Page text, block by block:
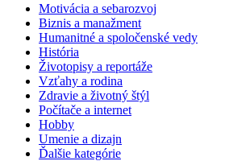
Motivácia a sebarozvoj
Biznis a manažment
Humanitné a spoločenské vedy
História
Životopisy a reportáže
Vzťahy a rodina
Zdravie a životný štýl
Počítače a internet
Hobby
Umenie a dizajn
Ďalšie kategórie